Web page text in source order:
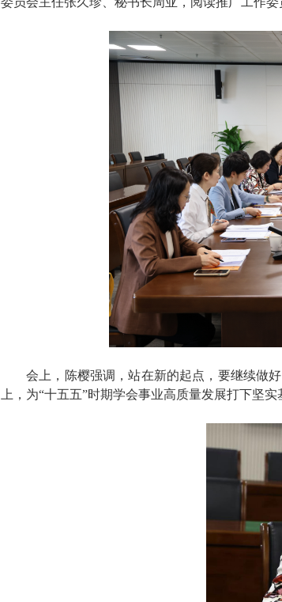
会上，陈樱强调，站在新的起点，要继续做
上，为“十五五”时期学会事业高质量发展打下坚实